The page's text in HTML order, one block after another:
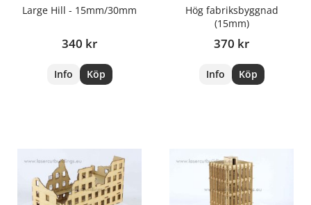
Large Hill - 15mm/30mm
340 kr
Info Köp
Hög fabriksbyggnad
(15mm)
370 kr
Info Köp